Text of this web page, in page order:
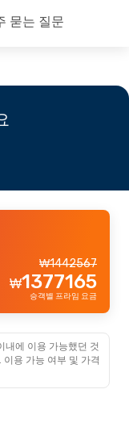
묻는 질문
1442567
₩
1377165
₩
승객별 프라임 요금
내에 이용 가능했던 것
용 가능 여부 및 가격